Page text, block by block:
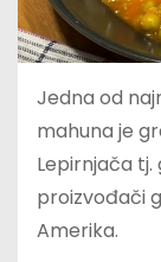
Jedna od
mahuna je
Lepirnjača
proizvođači
Amerika.